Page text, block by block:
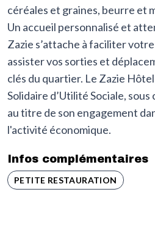
céréales et graines, beurre et
Un accueil personnalisé et
Zazie s’attache à faciliter
assister vos sorties et
clés du quartier. Le Zazie
Solidaire d’Utilité Sociale,
au titre de son engagement
l'activité économique.
Infos complémentaires
PETITE RESTAURATION